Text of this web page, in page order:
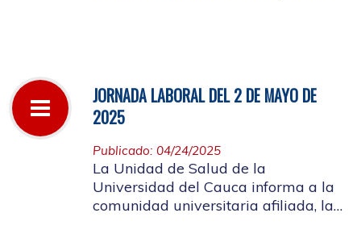
JORNADA LABORAL DEL 2 DE MAYO DE
2025
Publicado: 04/24/2025
La Unidad de Salud de la
Universidad del Cauca informa a la
comunidad universitaria afiliada, la